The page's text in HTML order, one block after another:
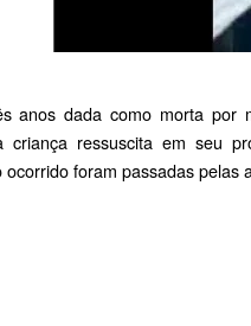
anos dada como morta
criança ressuscita em seu
foram passadas pelas